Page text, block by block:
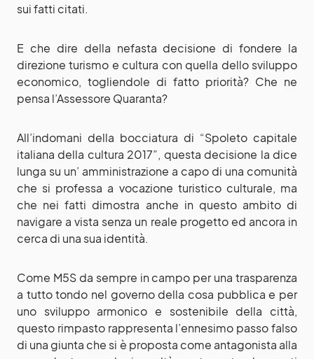
sui fatti citati.
E che dire della nefasta decisione di fondere la
direzione turismo e cultura con quella dello sviluppo
economico, togliendole di fatto priorità? Che ne
pensa l’Assessore Quaranta?
All’indomani della bocciatura di “Spoleto capitale
italiana della cultura 2017”, questa decisione la dice
lunga su un’ amministrazione a capo di una comunità
che si professa a vocazione turistico culturale, ma
che nei fatti dimostra anche in questo ambito di
navigare a vista senza un reale progetto ed ancora in
cerca di una sua identità.
Come M5S da sempre in campo per una trasparenza
a tutto tondo nel governo della cosa pubblica e per
uno sviluppo armonico e sostenibile della città,
questo rimpasto rappresenta l’ennesimo passo falso
di una giunta che si è proposta come antagonista alla